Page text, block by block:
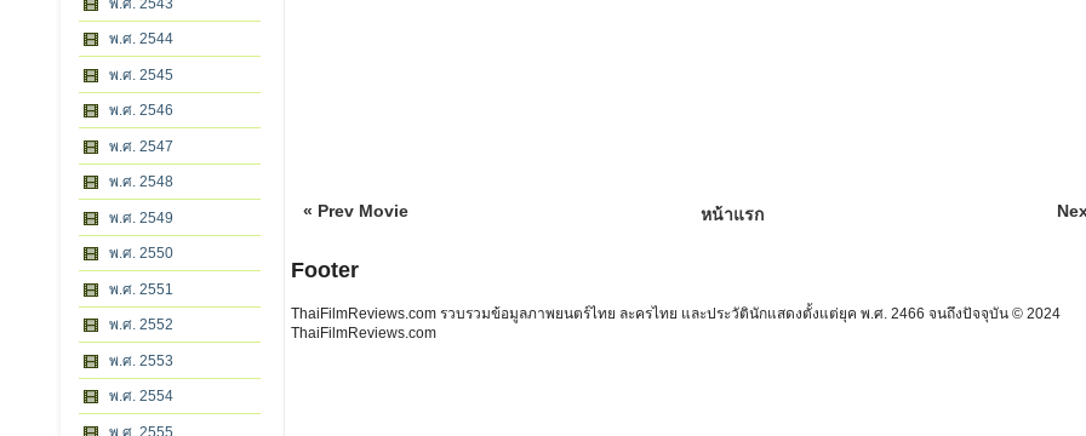
พ.ศ. 2543
พ.ศ. 2544
พ.ศ. 2545
พ.ศ. 2546
พ.ศ. 2547
พ.ศ. 2548
พ.ศ. 2549
พ.ศ. 2550
พ.ศ. 2551
พ.ศ. 2552
พ.ศ. 2553
พ.ศ. 2554
พ.ศ. 2555
« Prev Movie หน้าแรก
Footer
ThaiFilmReviews.com รวบรวมข้อมูลภาพยนตร์ไทย ละครไทย และประวัตินักแสดงตั้งแต่ยุค พ.ศ. 2466 จนถึงปัจจุบัน © 2024
ThaiFilmReviews.com